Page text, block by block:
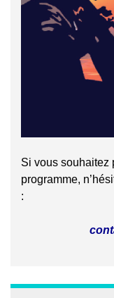
Si vous souhaitez
programme,
: